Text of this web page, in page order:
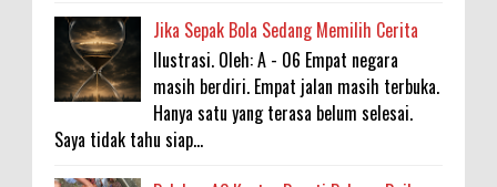
Jika Sepak Bola Sedang Memilih Cerita
Ilustrasi. Oleh: A - 06 Empat negara
masih berdiri. Empat jalan masih terbuka.
Hanya satu yang terasa belum selesai.
Saya tidak tahu siap...